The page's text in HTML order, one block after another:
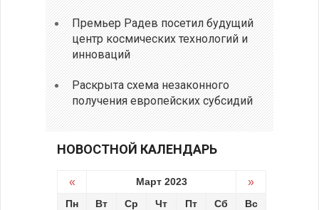
Премьер Радев посетил будущий
центр космических технологий и
инноваций
Раскрыта схема незаконного
получения европейских субсидий
НОВОСТНОЙ КАЛЕНДАРЬ
« Март 2023 »
Пн Вт Ср Чт Пт Сб Вс